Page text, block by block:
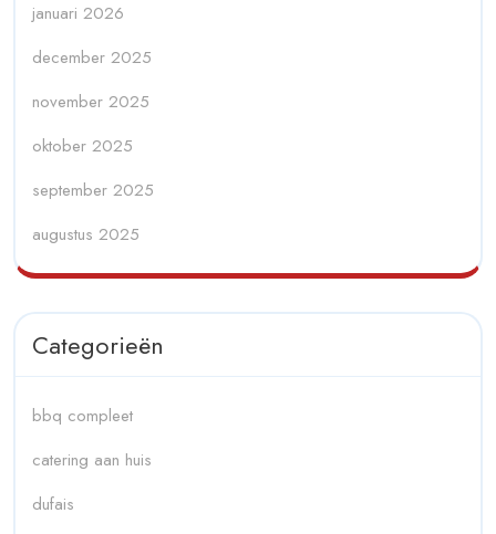
januari 2026
december 2025
november 2025
oktober 2025
september 2025
augustus 2025
Categorieën
bbq compleet
catering aan huis
dufais